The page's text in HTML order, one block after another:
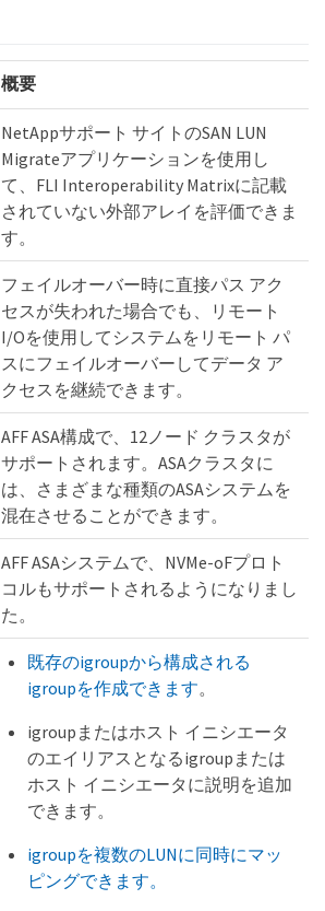
概要
NetAppサポート サイトのSAN LUN
Migrateアプリケーションを使用し
て、FLI Interoperability Matrixに記載
されていない外部アレイを評価できま
す。
フェイルオーバー時に直接パス アク
セスが失われた場合でも、リモート
I/Oを使用してシステムをリモート パ
スにフェイルオーバーしてデータ ア
クセスを継続できます。
AFF ASA構成で、12ノード クラスタが
サポートされます。ASAクラスタに
は、さまざまな種類のASAシステムを
混在させることができます。
AFF ASAシステムで、NVMe-oFプロト
コルもサポートされるようになりまし
た。
既存のigroupから構成される
igroupを作成できます。
igroupまたはホスト イニシエータ
のエイリアスとなるigroupまたは
ホスト イニシエータに説明を追加
できます。
igroupを複数のLUNに同時にマッ
ピングできます。